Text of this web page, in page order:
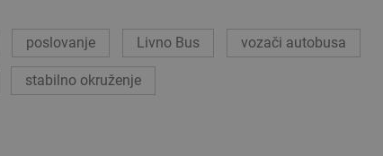
poslovanje Livno Bus vozači autobusa
stabilno okruženje